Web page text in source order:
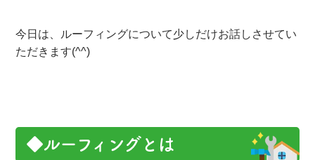
今日は、ルーフィングについて少しだけお話しさせてい
ただきます(^^)
◆ルーフィングとは